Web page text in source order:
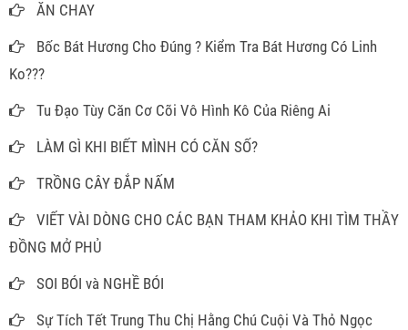
ĂN CHAY
Bốc Bát Hương Cho Đúng ? Kiểm Tra Bát Hương Có Linh
Ko???
Tu Đạo Tùy Căn Cơ Cõi Vô Hình Kô Của Riêng Ai
LÀM GÌ KHI BIẾT MÌNH CÓ CĂN SỐ?
TRỒNG CÂY ĐẮP NẤM
VIẾT VÀI DÒNG CHO CÁC BẠN THAM KHẢO KHI TÌM THẦY
ĐỒNG MỞ PHỦ
SOI BÓI và NGHỀ BÓI
Sự Tích Tết Trung Thu Chị Hằng Chú Cuội Và Thỏ Ngọc